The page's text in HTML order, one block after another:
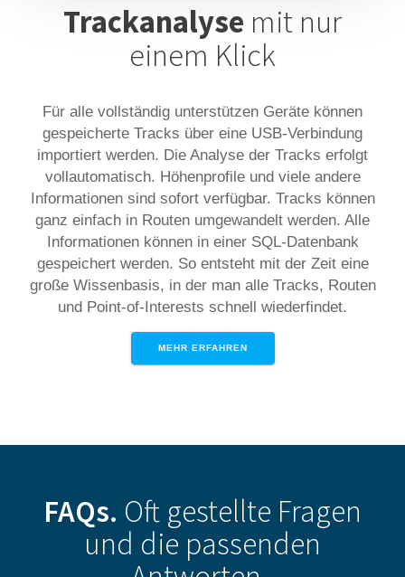
Trackanalyse mit nur
einem Klick
Für alle vollständig unterstützen Geräte können
gespeicherte Tracks über eine USB-Verbindung
importiert werden. Die Analyse der Tracks erfolgt
vollautomatisch. Höhenprofile und viele andere
Informationen sind sofort verfügbar. Tracks können
ganz einfach in Routen umgewandelt werden. Alle
Informationen können in einer SQL-Datenbank
gespeichert werden. So entsteht mit der Zeit eine
große Wissenbasis, in der man alle Tracks, Routen
und Point-of-Interests schnell wiederfindet.
MEHR ERFAHREN
FAQs. Oft gestellte Fragen
und die passenden